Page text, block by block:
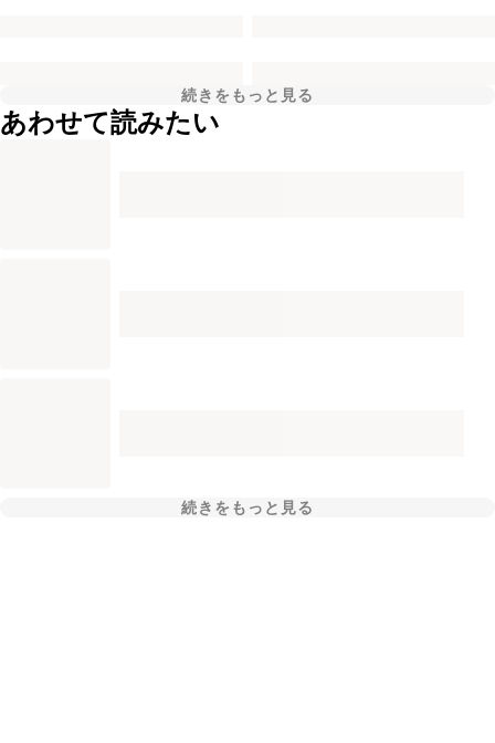
続きをもっと見る
あわせて読みたい
続きをもっと見る